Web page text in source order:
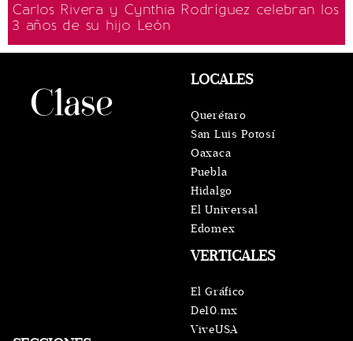
Carlos Rivera y Cynthia Rodríguez celebran los
3 años de su hijo León
VERTICALES
El Gráfico
De10.mx
ViveUSA
LOCALES
Querétaro
San Luis Potosí
Oaxaca
Puebla
Hidalgo
El Universal
Edomex